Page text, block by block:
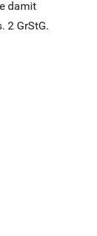
damit
2 GrStG.